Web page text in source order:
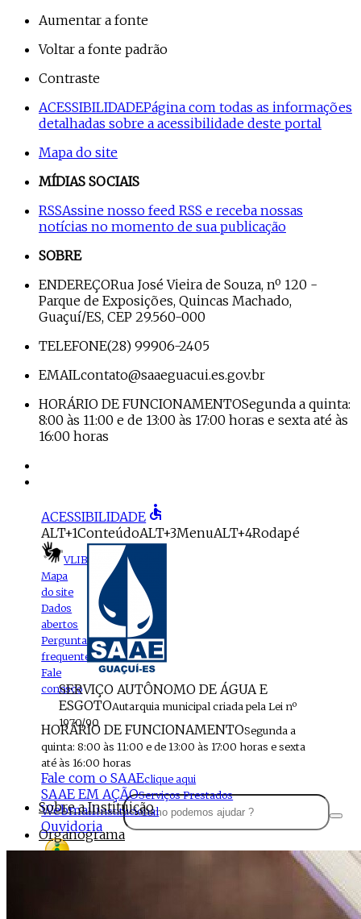
Aumentar a fonte
Voltar a fonte padrão
Contraste
ACESSIBILIDADEPágina com todas as informações
detalhadas sobre a acessibilidade deste portal
Mapa do site
MÍDIAS SOCIAIS
RSSAssine nosso feed RSS e receba nossas
notícias no momento de sua publicação
SOBRE
ENDEREÇORua José Vieira de Souza, nº 120 -
Parque de Exposições, Quincas Machado,
Guaçuí/ES, CEP 29.560-000
TELEFONE(28) 99906-2405
EMAILcontato@saaeguacui.es.gov.br
HORÁRIO DE FUNCIONAMENTOSegunda a quinta:
8:00 às 11:00 e de 13:00 às 17:00 horas e sexta até às
16:00 horas
ACESSIBILIDADE accessible
ALT+1ConteúdoALT+3MenuALT+4Rodapé
VLIBRAS
Mapa
do site
Dados
abertos
Perguntas
frequentes
Fale
conosco
SERVIÇO AUTÔNOMO DE ÁGUA E
ESGOTOAutarquia municipal criada pela Lei nº
1970/90
HORÁRIO DE FUNCIONAMENTOSegunda a
quinta: 8:00 às 11:00 e de 13:00 às 17:00 horas e sexta
até às 16:00 horas
Fale com o SAAEclique aqui
SAAE EM AÇÃOServiços Prestados
WebmailInstitucional
Ouvidoria
Sobre a Instituição
Organograma